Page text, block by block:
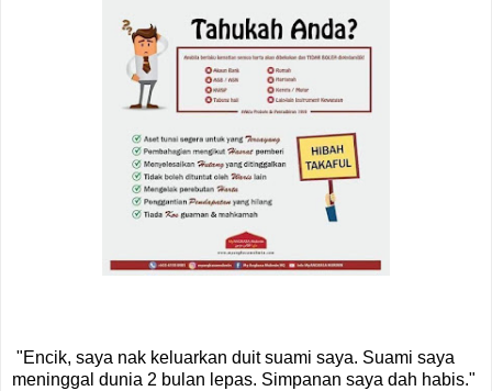
"Encik, saya nak keluarkan duit suami saya. Suami saya
meninggal dunia 2 bulan lepas. Simpanan saya dah habis."